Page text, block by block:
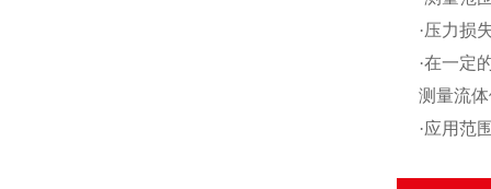
·压力损
·在一定
测量流
·应用范